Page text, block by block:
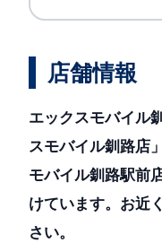
店舗情報
エックスモバイル
スモバイル釧路店
モバイル釧路駅前
けています。お近
さい。